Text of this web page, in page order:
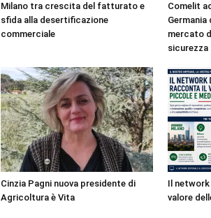
Milano tra crescita del fatturato e
sfida alla desertificazione
commerciale
Comelit
mercato
sicurezza
Cinzia Pagni nuova presidente di
Agricoltura è Vita
Il
valore